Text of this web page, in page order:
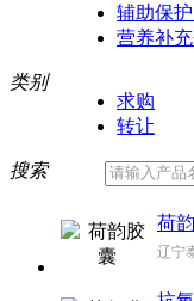
辅助保
营养补充
类别
求购
转让
搜索
荷
辽宁